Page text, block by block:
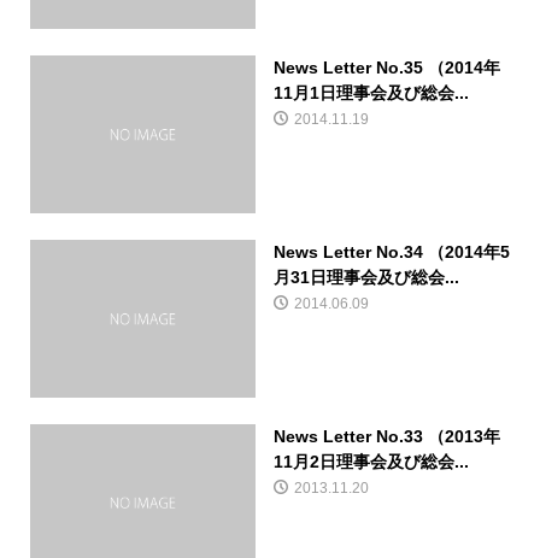
News Letter No.35 （2014年
11月1日理事会及び総会...
2014.11.19
News Letter No.34 （2014年5
月31日理事会及び総会...
2014.06.09
News Letter No.33 （2013年
11月2日理事会及び総会...
2013.11.20